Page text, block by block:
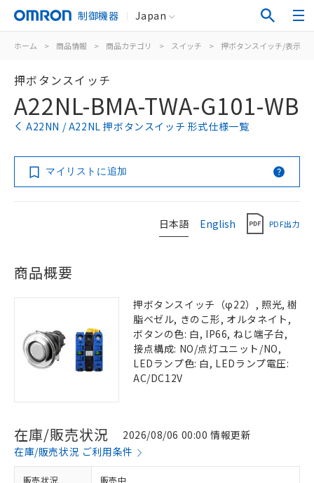
制御機器 Japan
ホーム > 商品情報 > 商品カテゴリ > スイッチ > 押ボタンスイッチ/表示灯
押ボタンスイッチ
A22NL-BMA-TWA-G101-WB
A22NN / A22NL 押ボタンスイッチ 形式仕様一覧
マイリストに追加
日本語 English PDF出力
商品概要
押ボタンスイッチ（φ22）, 照光, 樹
脂ベゼル, きのこ形, オルタネイト,
ボタンの色: 白, IP66, ねじ端子台,
接点構成: NO/点灯ユニット/NO,
LEDランプ色: 白, LEDランプ電圧:
AC/DC12V
在庫/販売状況
2026/08/06 00:00 情報更新
在庫/販売状況 ご利用条件
販売状況 販売中